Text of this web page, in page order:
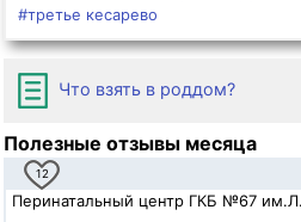
#третье кесарево
Что взять в роддом?
Полезные отзывы месяца
12
Перинатальный центр ГКБ №67